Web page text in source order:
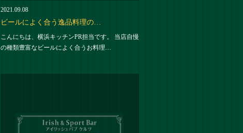
2021.09.08
ビールによく合う逸品料理の…
こんにちは、横浜キッチンPR担当です。 当店自慢
の種類豊富なビールによく合うお料理…